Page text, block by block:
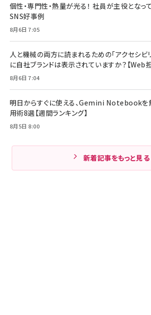
個性・専門性・熱量が光る！ 社員が主役となっ
SNS好事例
8月6日 7:05
人と機械の両方に読まれるための「アクセシビ
に自社ブランドは表示されていますか？【Web
8月6日 7:04
明日からすぐに使える、Gemini Notebookを
用術8選【週間ランキング】
8月5日 8:00
新着記事をもっと見る